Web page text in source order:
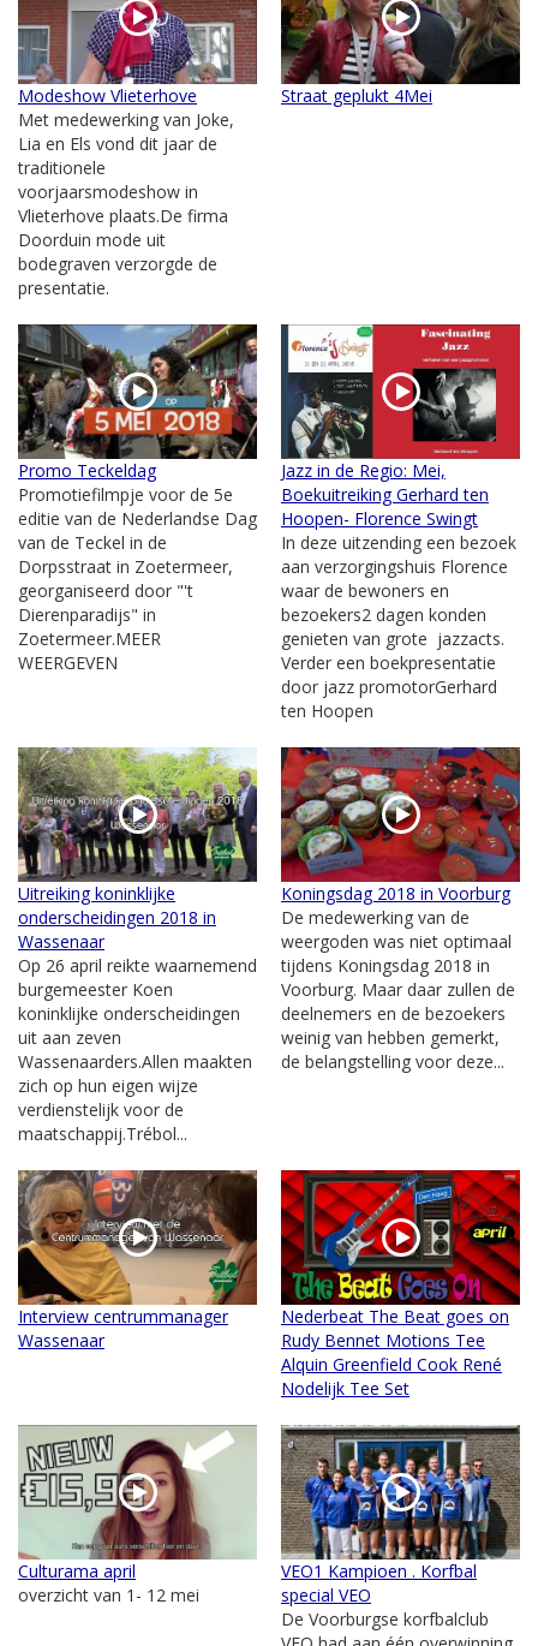
Modeshow Vlieterhove
Met medewerking van Joke,
Lia en Els vond dit jaar de
traditionele
voorjaarsmodeshow in
Vlieterhove plaats.De firma
Doorduin mode uit
bodegraven verzorgde de
presentatie.
Straat geplukt 4Mei
Promo Teckeldag
Promotiefilmpje voor de 5e
editie van de Nederlandse Dag
van de Teckel in de
Dorpsstraat in Zoetermeer,
georganiseerd door "'t
Dierenparadijs" in
Zoetermeer.MEER
WEERGEVEN
Jazz in de Regio: Mei,
Boekuitreiking Gerhard ten
Hoopen- Florence Swingt
In deze uitzending een bezoek
aan verzorgingshuis Florence
waar de bewoners en
bezoekers2 dagen konden
genieten van grote jazzacts.
Verder een boekpresentatie
door jazz promotorGerhard
ten Hoopen
Uitreiking koninklijke
onderscheidingen 2018 in
Wassenaar
Op 26 april reikte waarnemend
burgemeester Koen
koninklijke onderscheidingen
uit aan zeven
Wassenaarders.Allen maakten
zich op hun eigen wijze
verdienstelijk voor de
maatschappij.Trébol...
Koningsdag 2018 in Voorburg
De medewerking van de
weergoden was niet optimaal
tijdens Koningsdag 2018 in
Voorburg. Maar daar zullen de
deelnemers en de bezoekers
weinig van hebben gemerkt,
de belangstelling voor deze...
Interview centrummanager
Wassenaar
Nederbeat The Beat goes on
Rudy Bennet Motions Tee
Alquin Greenfield Cook René
Nodelijk Tee Set
Culturama april
overzicht van 1- 12 mei
VEO1 Kampioen . Korfbal
special VEO
De Voorburgse korfbalclub